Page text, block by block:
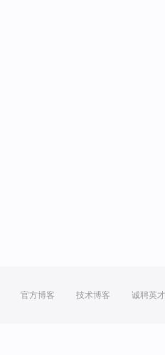
官方博客 技术博客 诚聘英才